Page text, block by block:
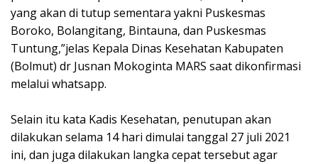
yang akan di tutup sementara yakni Puskesmas
Boroko, Bolangitang, Bintauna, dan Puskesmas
Tuntung,”jelas Kepala Dinas Kesehatan Kabupaten
(Bolmut) dr Jusnan Mokoginta MARS saat dikonfirmasi
melalui whatsapp.
Selain itu kata Kadis Kesehatan, penutupan akan
dilakukan selama 14 hari dimulai tanggal 27 juli 2021
ini, dan juga dilakukan langka cepat tersebut agar